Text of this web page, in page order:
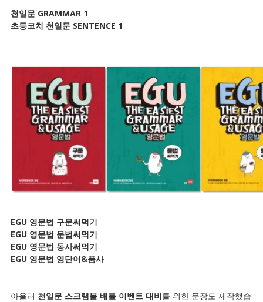
천일문 GRAMMAR 1
초등코치 천일문 SENTENCE 1
EGU 영문법 구문써먹기
EGU 영문법 문법써먹기
EGU 영문법 동사써먹기
EGU 영문법 영단어&품사
아울러 천일문 스크램블 배틀 이벤트 대비를 위한 문장도 제작했습